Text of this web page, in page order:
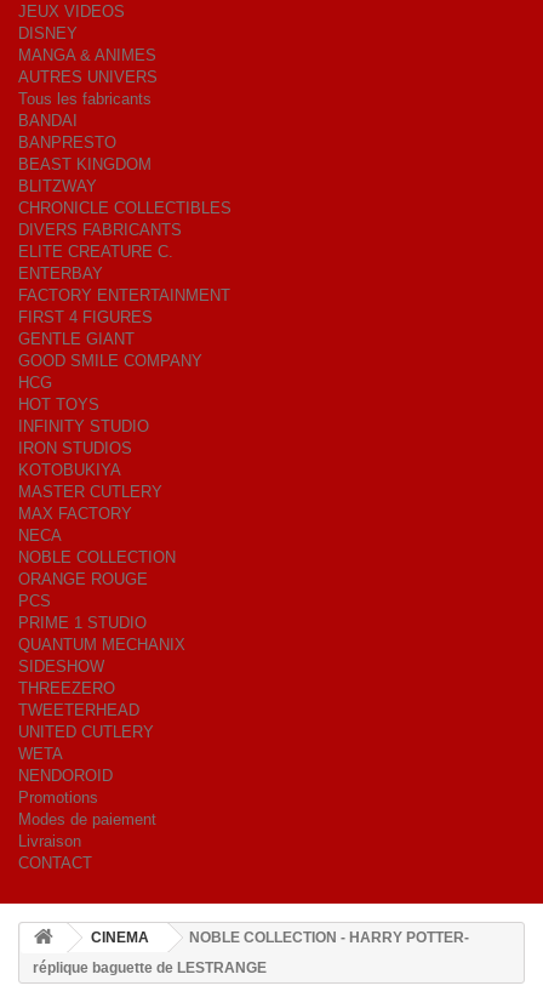
JEUX VIDEOS
DISNEY
MANGA & ANIMES
AUTRES UNIVERS
Tous les fabricants
BANDAI
BANPRESTO
BEAST KINGDOM
BLITZWAY
CHRONICLE COLLECTIBLES
DIVERS FABRICANTS
ELITE CREATURE C.
ENTERBAY
FACTORY ENTERTAINMENT
FIRST 4 FIGURES
GENTLE GIANT
GOOD SMILE COMPANY
HCG
HOT TOYS
INFINITY STUDIO
IRON STUDIOS
KOTOBUKIYA
MASTER CUTLERY
MAX FACTORY
NECA
NOBLE COLLECTION
ORANGE ROUGE
PCS
PRIME 1 STUDIO
QUANTUM MECHANIX
SIDESHOW
THREEZERO
TWEETERHEAD
UNITED CUTLERY
WETA
NENDOROID
Promotions
Modes de paiement
Livraison
CONTACT
CINEMA
NOBLE COLLECTION - HARRY POTTER-
réplique baguette de LESTRANGE